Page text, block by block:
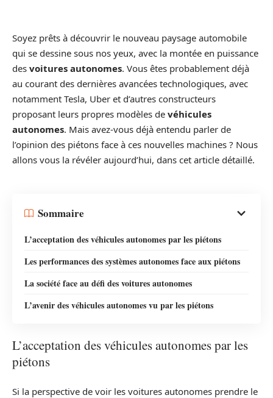
Soyez prêts à découvrir le nouveau paysage automobile
qui se dessine sous nos yeux, avec la montée en puissance
des voitures autonomes. Vous êtes probablement déjà
au courant des dernières avancées technologiques, avec
notamment Tesla, Uber et d’autres constructeurs
proposant leurs propres modèles de véhicules
autonomes. Mais avez-vous déjà entendu parler de
l’opinion des piétons face à ces nouvelles machines ? Nous
allons vous la révéler aujourd’hui, dans cet article détaillé.
Sommaire
L’acceptation des véhicules autonomes par les piétons
Les performances des systèmes autonomes face aux piétons
La société face au défi des voitures autonomes
L’avenir des véhicules autonomes vu par les piétons
L’acceptation des véhicules autonomes par les
piétons
Si la perspective de voir les voitures autonomes prendre le